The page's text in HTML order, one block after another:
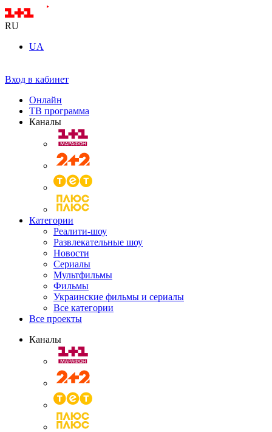
RU
UA
Вход в кабинет
Онлайн
ТВ программа
Каналы
Категории
Реалити-шоу
Развлекательные шоу
Новости
Сериалы
Мультфильмы
Фильмы
Украинские фильмы и сериалы
Все категории
Все проекты
Каналы